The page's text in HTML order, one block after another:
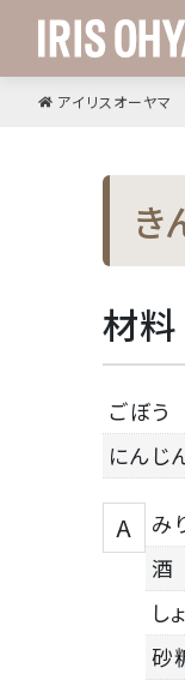
アイリスオーヤマ
き
材料
ごぼう
にんじ
A み
酒
し
砂